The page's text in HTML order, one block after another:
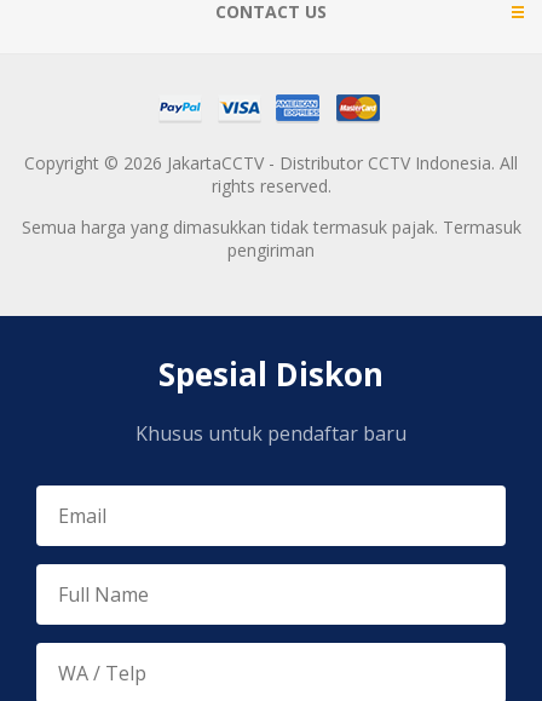
CONTACT US
Copyright © 2026 JakartaCCTV - Distributor CCTV Indonesia. All
rights reserved.
Semua harga yang dimasukkan tidak termasuk pajak. Termasuk
pengiriman
Spesial Diskon
Khusus untuk pendaftar baru